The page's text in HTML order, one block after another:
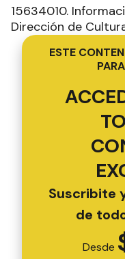
15634010.
Dirección de
ESTE
Suscribite
de
Desde